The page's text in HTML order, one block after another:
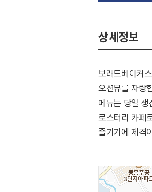
상세정보
보래드베이커
오션뷰를 자랑
메뉴는 당일 생
로스터리 카페
즐기기에 제격